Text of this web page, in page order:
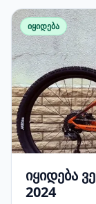
იყიდება
იყიდება
2024